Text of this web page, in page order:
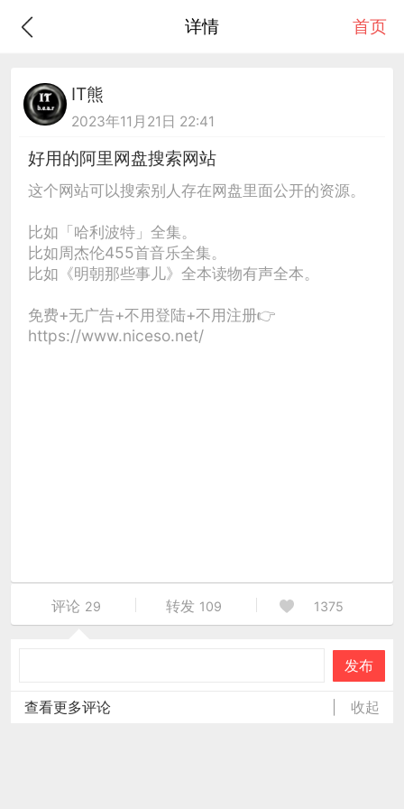
详情 首页
IT熊
2023年11月21日 22:41
好用的阿里网盘搜索网站
这个网站可以搜索别人存在网盘里面公开的资源。
比如「哈利波特」全集。
比如周杰伦455首音乐全集。
比如《明朝那些事儿》全本读物有声全本。
免费+无广告+不用登陆+不用注册👉
https://www.niceso.net/
评论 29 转发 109 1375
发布
查看更多评论 收起